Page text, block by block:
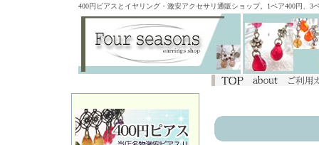
400円ピアスとイヤリング・激安アクセサリ通販ショップ。1ペア400円、